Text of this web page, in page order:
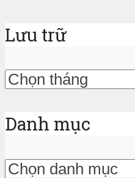
Lưu trữ
Lưu
Danh mục
Danh